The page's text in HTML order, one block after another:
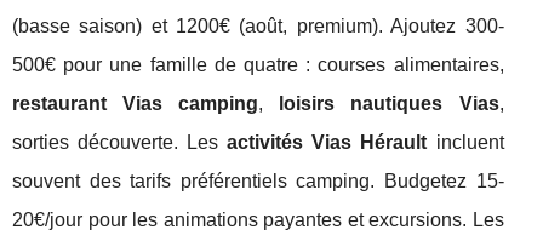
(basse saison) et 1200€ (août, premium). Ajoutez 300-
500€ pour une famille de quatre : courses alimentaires,
restaurant Vias camping, loisirs nautiques Vias,
sorties découverte. Lesactivités Vias Héraultincluent
souvent des tarifs préférentiels camping. Budgetez 15-
20€/jour pour les animations payantes et excursions. Les